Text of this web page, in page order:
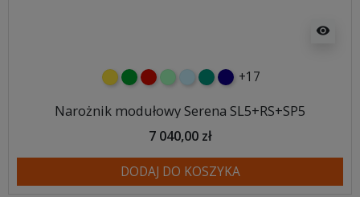
visibility
żółtyzielonyczerwony
miętowybłękitnyturkusowy
granatowy
+17
Narożnik modułowy Serena SL5+RS+SP5
7 040,00 zł
DODAJ DO KOSZYKA